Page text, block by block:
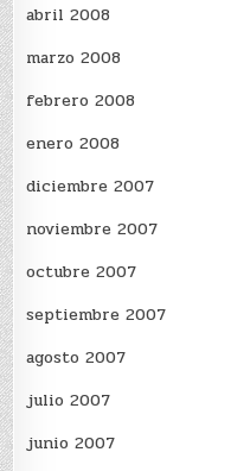
abril 2008
marzo 2008
febrero 2008
enero 2008
diciembre 2007
noviembre 2007
octubre 2007
septiembre 2007
agosto 2007
julio 2007
junio 2007